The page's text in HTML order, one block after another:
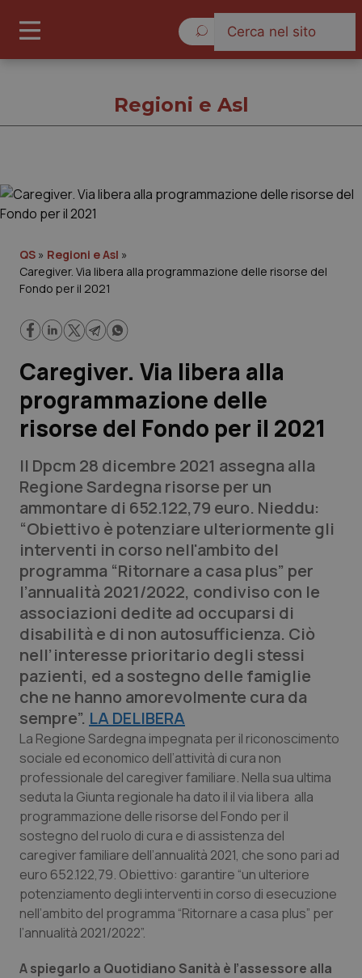
Governo e Parlamento
Regioni e Asl
Lavoro e Professioni
Scienza e Farmaci
Studi e Analisi
Lettere al direttore
Edizioni Regionali
QS Pro
Professionisti Sanitari.AI
Abruzzo
Basilicata
Calabria
Campania
Emilia-Romagna
Friuli Venezia Giulia
Lazio
QS Pro Gold
Artrite & artrosi
Asma & BPCO
Car-T
Colesterolo & coronaropatie
Dermatite Atopica
Diabete & glucometri
QS Club
Regioni e Asl
QS » Regioni e Asl »
Caregiver. Via libera alla programmazione delle risorse del
Fondo per il 2021
Caregiver. Via libera alla
programmazione delle
risorse del Fondo per il 2021
Il Dpcm 28 dicembre 2021 assegna alla
Regione Sardegna risorse per un
ammontare di 652.122,79 euro. Nieddu:
“Obiettivo è potenziare ulteriormente gli
interventi in corso nell'ambito del
programma “Ritornare a casa plus” per
l’annualità 2021/2022, condiviso con le
associazioni dedite ad occuparsi di
disabilità e di non autosufficienza. Ciò
nell’interesse prioritario degli stessi
pazienti, ed a sostegno delle famiglie
che ne hanno amorevolmente cura da
sempre”. LA DELIBERA
La Regione Sardegna impegnata per il riconoscimento
sociale ed economico dell’attività di cura non
professionale del caregiver familiare. Nella sua ultima
seduta la Giunta regionale ha dato il il via libera alla
programmazione delle risorse del Fondo per il
sostegno del ruolo di cura e di assistenza del
caregiver familiare dell’annualità 2021, che sono pari ad
euro 652.122,79. Obiettivo: garantire “un ulteriore
potenziamento degli interventi in corso di esecuzione
nell’ambito del programma “Ritornare a casa plus” per
l’annualità 2021/2022”.
A spiegarlo a Quotidiano Sanità è l’assessore alla